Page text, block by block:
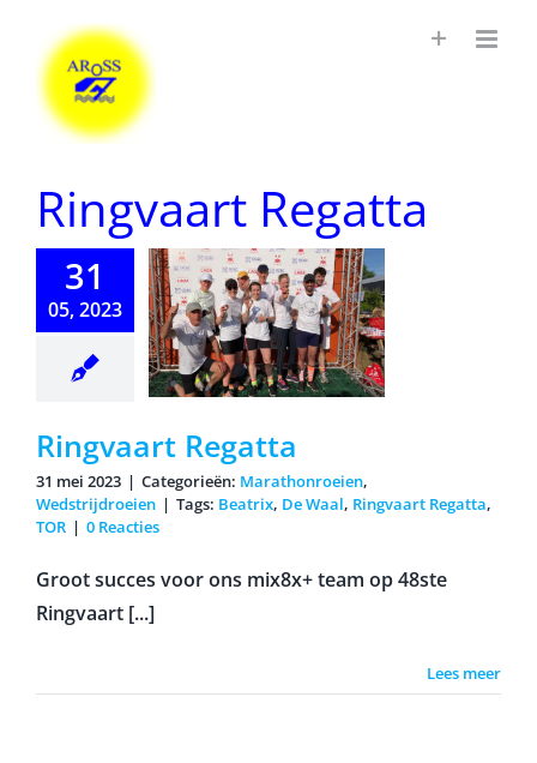
Ringvaart Regatta
31
05, 2023
Ringvaart Regatta
31 mei 2023 | Categorieën: Marathonroeien,
Wedstrijdroeien | Tags: Beatrix, De Waal, Ringvaart Regatta,
TOR | 0 Reacties
Groot succes voor ons mix8x+ team op 48ste
Ringvaart [...]
Lees meer